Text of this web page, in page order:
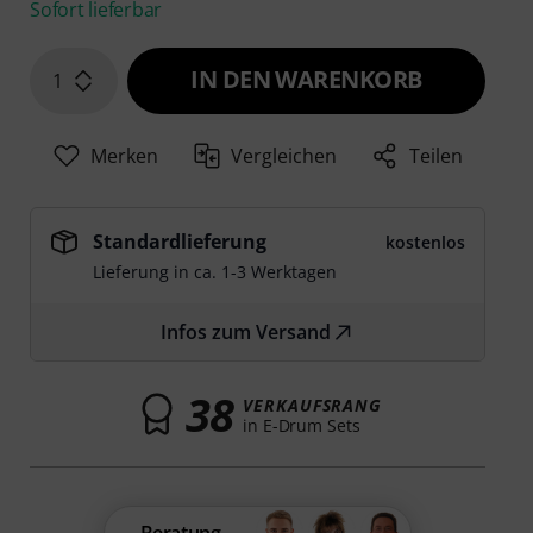
Sofort lieferbar
1 IN DEN WARENKORB
Merken Vergleichen Teilen
Standardlieferung
kostenlos
Lieferung in ca. 1-3 Werktagen
Infos zum Versand
38 VERKAUFSRANG
in E-Drum Sets